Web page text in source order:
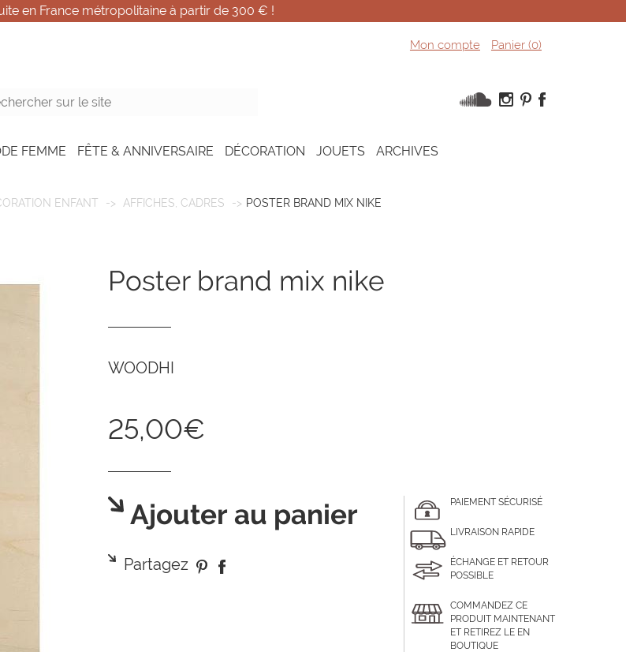
en France métropolitaine à partir de 300 € !
Mon compte Panier (0)
FEMME FÊTE & ANNIVERSAIRE DÉCORATION JOUETS ARCHIVES
ENFANT AFFICHES, CADRES POSTER BRAND MIX NIKE
poster brand mix nike
WOODHI
25,00€
Ajouter au panier
Partagez
PAIEMENT SÉCURISÉ
LIVRAISON RAPIDE
ÉCHANGE ET RETOUR
POSSIBLE
COMMANDEZ CE
PRODUIT MAINTENANT
ET RETIREZ LE EN
BOUTIQUE